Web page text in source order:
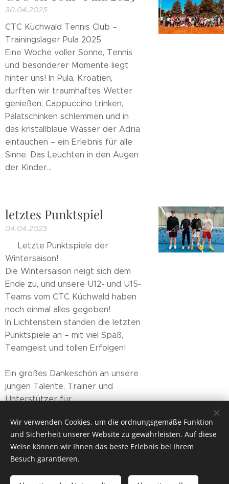
30.04.2025
CTC Küchwald Tennis Club –
Trainingslager Pula 2025
Eine Woche voller Sonne, Tennis
und besonderer Momente liegt
hinter uns! In Pula, Kroatien,
durften wir traumhaftes Wetter
genießen, Cappuccino trinken,
Palatschinken schlemmen und in
das kristallblaue Wasser der Adria
eintauchen – ein Erlebnis für alle
Sinne. Das Leuchten in den Augen
der Kinder...
letztes Punktspiel
04.04.2025
🎾 Letzte Punktspiele der
Wintersaison! 🎾
Die Wintersaison neigt sich dem
Ende zu, und unsere U12- und U15-
Teams vom CTC Küchwald haben
noch einmal alles gegeben! 💪🔥
In Lichtenstein standen die letzten
Punktspiele an – mit viel Spaß,
Teamgeist und tollen Erfolgen!🏅
Ein großes Dankeschön an unsere
jungen Talente, Trainer und
Unterstützer für...
© 2019CHEMNITZER TENNIS CLUB KÜCHWALD e. V.
Wir verwenden Cookies, um die ordnungsgemäße Funktion
und Sicherheit unserer Website zu gewährleisten. Auf diese
Weise können wir Ihnen das beste Erlebnis bei Ihrem
Besuch garantieren.